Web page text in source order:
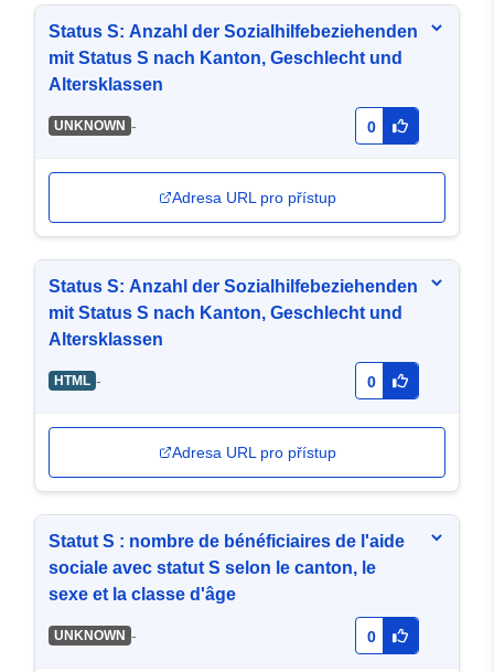
Status S: Anzahl der Sozialhilfebeziehenden
mit Status S nach Kanton, Geschlecht und
Altersklassen
UNKNOWN - 0
Adresa URL pro přístup
Status S: Anzahl der Sozialhilfebeziehenden
mit Status S nach Kanton, Geschlecht und
Altersklassen
HTML - 0
Adresa URL pro přístup
Statut S : nombre de bénéficiaires de l'aide
sociale avec statut S selon le canton, le
sexe et la classe d'âge
UNKNOWN - 0